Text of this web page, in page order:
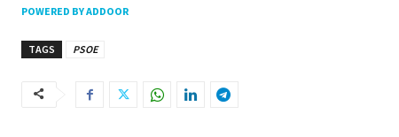
POWERED BY ADDOOR
TAGS PSOE